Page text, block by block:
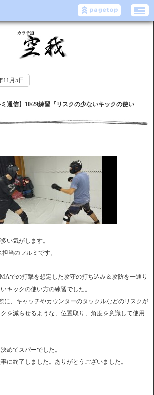
11月5日
通信】10/29練習『リスクの少ないキックの使い
い気がします。
当のフルミです。
での打撃を想定した攻守の打ち込み＆攻防を一通り
キックの使い方の練習でした。
に、キャッチやカウンターのタックルなどのリスクが
を減らせるような、位置取り、角度を意識して使用
めてスパーでした。
に終了しました。ありがとうございました。